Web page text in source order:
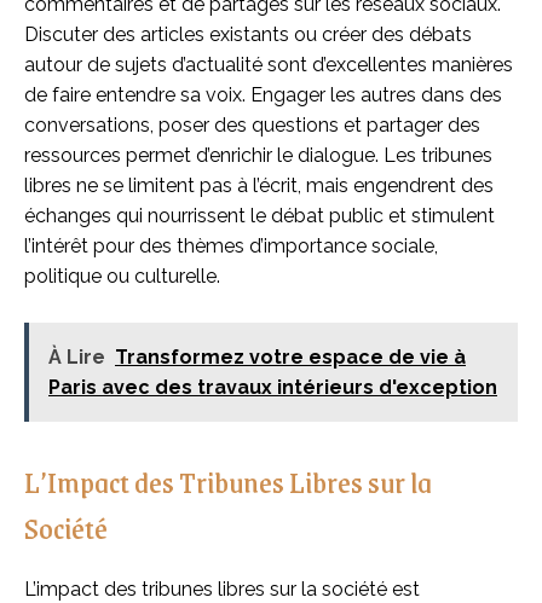
Discuter des articles existants ou créer des débats
autour de sujets d’actualité sont d’excellentes manières
de faire entendre sa voix. Engager les autres dans des
conversations, poser des questions et partager des
ressources permet d’enrichir le dialogue. Les tribunes
libres ne se limitent pas à l’écrit, mais engendrent des
échanges qui nourrissent le débat public et stimulent
l’intérêt pour des thèmes d’importance sociale,
politique ou culturelle.
À Lire Transformez votre espace de vie à
Paris avec des travaux intérieurs d'exception
L’Impact des Tribunes Libres sur la
Société
L’impact des tribunes libres sur la société est